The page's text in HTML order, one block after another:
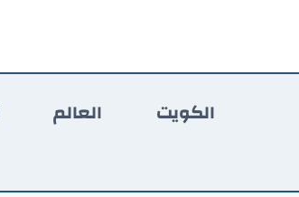
المحتوى
الكويت العالم